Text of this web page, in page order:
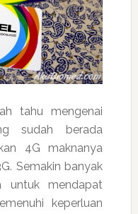
tahu mengenai
sudah berada
4G maknanya
Semakin banyak
untuk mendapat
keperluan